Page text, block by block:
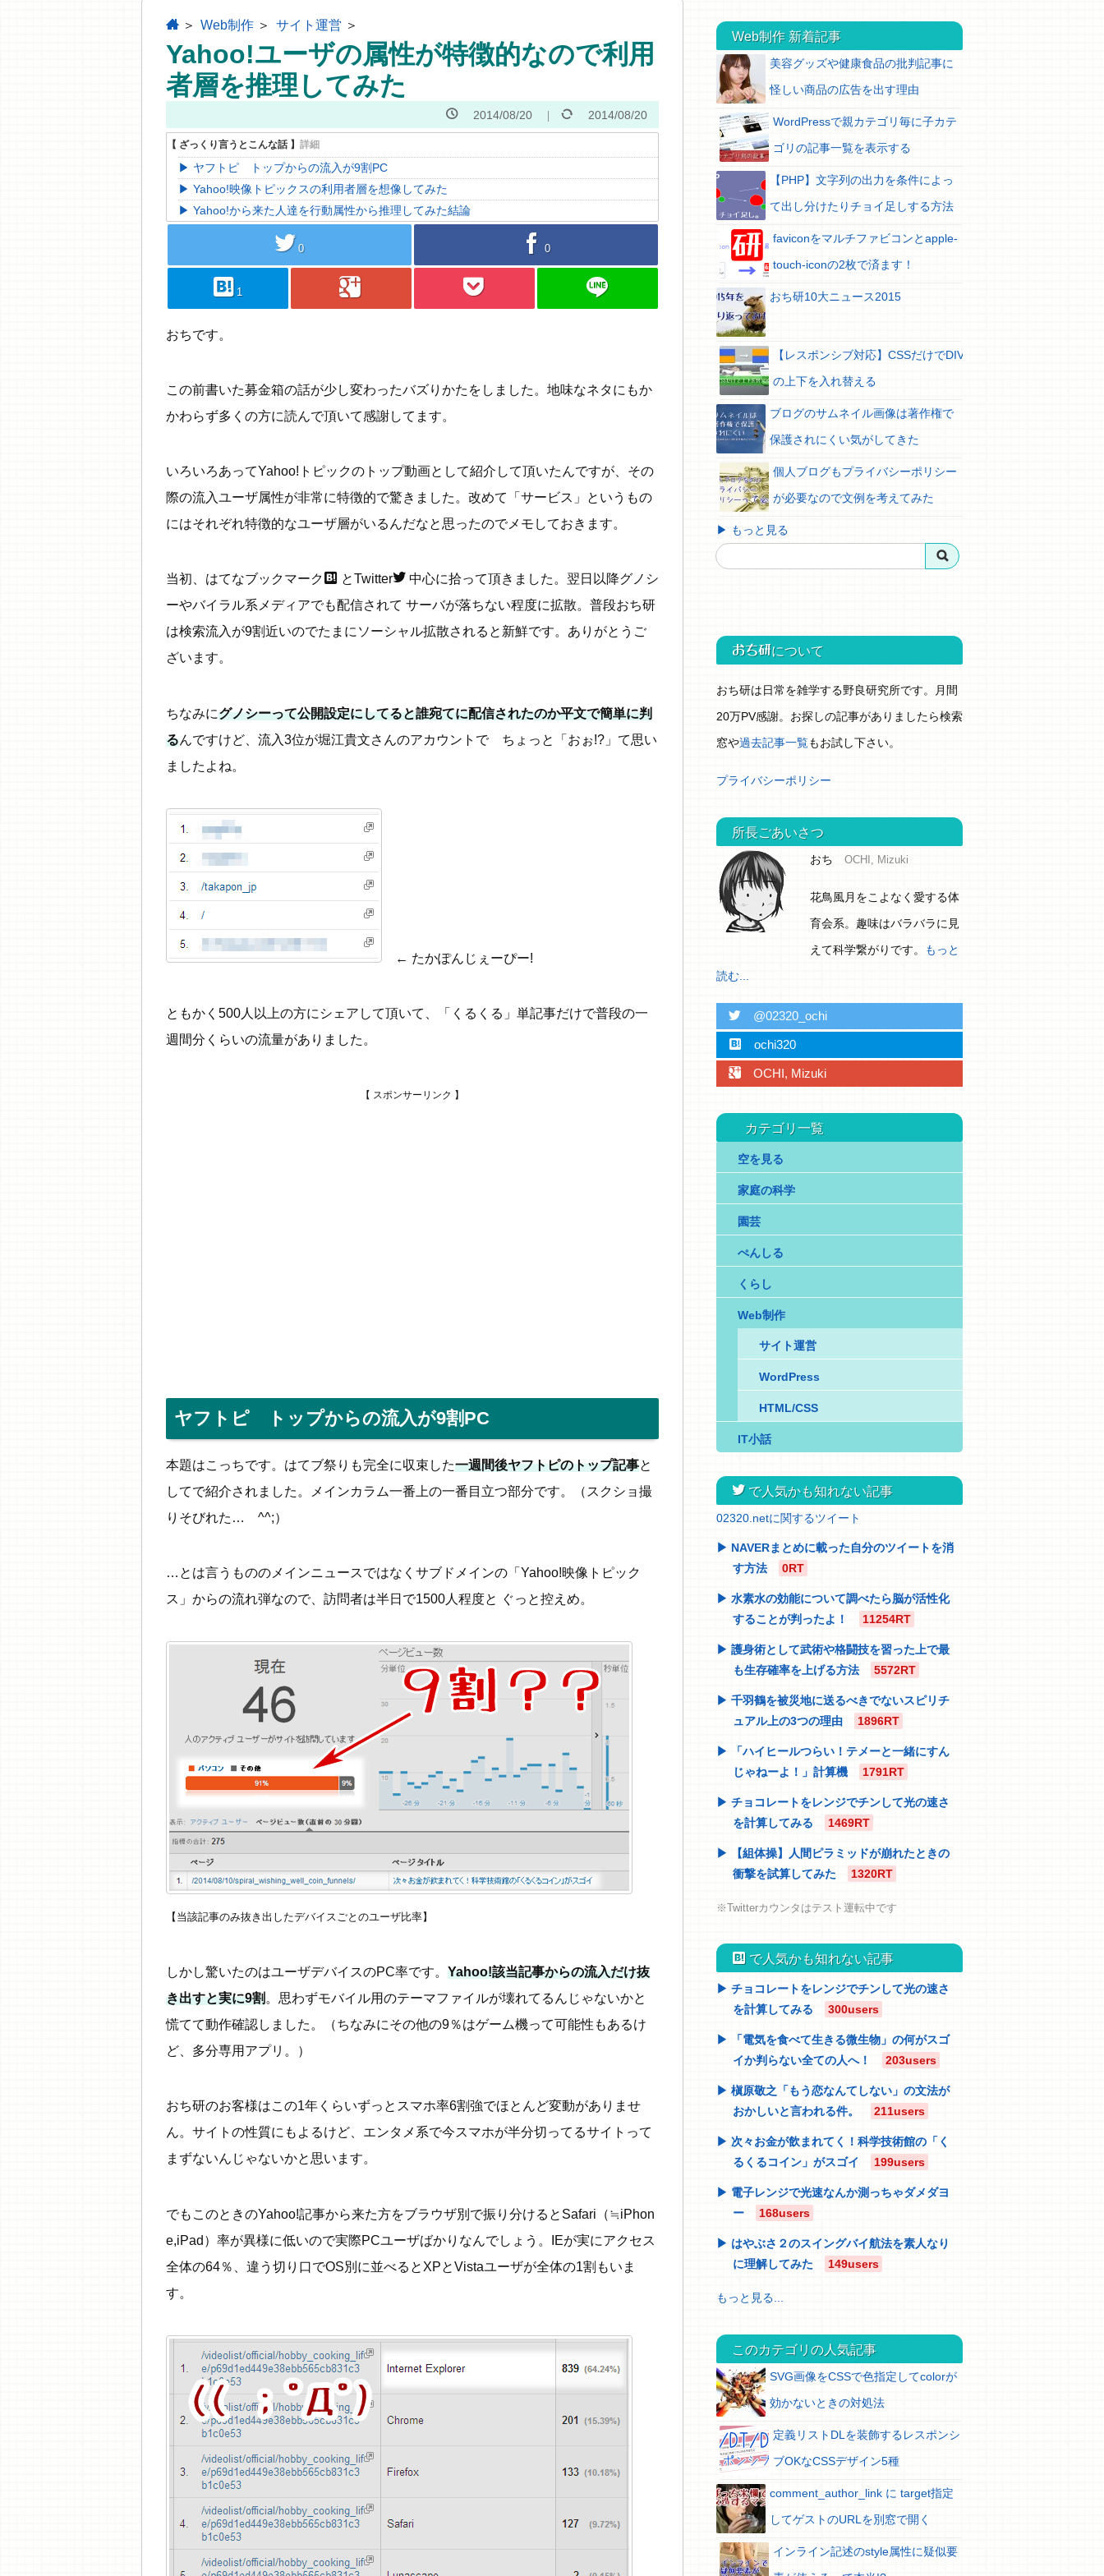
home Web制作 サイト運営
Yahoo!ユーザの属性が特徴的なので利用
者層を推理してみた
2014/08/20 2014/08/20
ヤフトピ トップからの流入が9割PC
Yahoo!映像トピックスの利用者層を想像してみた
Yahoo!から来た人達を行動属性から推理してみた結論
twitter 0 facebook 0
hatebu 1 googleplus pocket line
おちです。
この前書いた募金箱の話が少し変わったバズりかたをしました。地味なネタにもか
かわらず多くの方に読んで頂いて感謝してます。
いろいろあってYahoo!トピックのトップ動画として紹介して頂いたんですが、その
際の流入ユーザ属性が非常に特徴的で驚きました。改めて「サービス」というもの
にはそれぞれ特徴的なユーザ層がいるんだなと思ったのでメモしておきます。
当初、はてなブックマーク hatebu とTwittertwitter 中心に拾って頂きました。翌日以降グノシ
ーやバイラル系メディアでも配信されて サーバが落ちない程度に拡散。普段おち研
は検索流入が9割近いのでたまにソーシャル拡散されると新鮮です。ありがとうご
ざいます。
ちなみにグノシーって公開設定にしてると誰宛てに配信されたのか平文で簡単に判
るんですけど、流入3位が堀江貴文さんのアカウントで ちょっと「おぉ!?」て思い
ましたよね。
← たかぽんじぇーぴー!
ともかく500人以上の方にシェアして頂いて、「くるくる」単記事だけで普段の一
週間分くらいの流量がありました。
ヤフトピ トップからの流入が9割PC
本題はこっちです。はてブ祭りも完全に収束した一週間後ヤフトピのトップ記事と
してで紹介されました。メインカラム一番上の一番目立つ部分です。（スクショ撮
りそびれた… ^^;）
…とは言うもののメインニュースではなくサブドメインの「Yahoo!映像トピック
ス」からの流れ弾なので、訪問者は半日で1500人程度と ぐっと控えめ。
【当該記事のみ抜き出したデバイスごとのユーザ比率】
しかし驚いたのはユーザデバイスのPC率です。 Yahoo!該当記事からの流入だけ抜
き出すと実に9割 。思わずモバイル用のテーマファイルが壊れてるんじゃないかと
慌てて動作確認しました。（ちなみにその他の9％はゲーム機って可能性もあるけ
ど、多分専用アプリ。）
おち研のお客様はこの1年くらいずっとスマホ率6割強でほとんど変動がありませ
ん。サイトの性質にもよるけど、エンタメ系で今スマホが半分切ってるサイトって
まずないんじゃないかと思います。
でもこのときのYahoo!記事から来た方をブラウザ別で振り分けるとSafari（≒iPhon
e,iPad）率が異様に低いので実際PCユーザばかりなんでしょう。IEが実にアクセス
全体の64％、違う切り口でOS別に並べるとXPとVistaユーザが全体の1割もいま
す。
Web制作 新着記事
美容グッズや健康食品の批判記事に
怪しい商品の広告を出す理由
WordPressで親カテゴリ毎に子カテ
ゴリの記事一覧を表示する
【PHP】文字列の出力を条件によっ
て出し分けたりチョイ足しする方法
faviconをマルチファビコンとapple-
touch-iconの2枚で済ます！
おち研10大ニュース2015
【レスポンシブ対応】CSSだけでDIV
の上下を入れ替える
ブログのサムネイル画像は著作権で
保護されにくい気がしてきた
個人ブログもプライバシーポリシー
が必要なので文例を考えてみた
▶ もっと見る
おち研について
おち研は日常を雑学する野良研究所です。月間
20万PV感謝。お探しの記事がありましたら検索
窓や過去記事一覧もお試し下さい。
プライバシーポリシー
所長ごあいさつ
おち OCHI, Mizuki
花鳥風月をこよなく愛する体
育会系。趣味はバラバラに見
えて科学繋がりです。
もっと
読む...
twitter @02320_ochi
hatebu ochi320
googleplus OCHI, Mizuki
カテゴリ一覧
空を見る
家庭の科学
園芸
ぺんしる
くらし
Web制作
サイト運営
WordPress
HTML/CSS
IT小話
twitterで人気かも知れない記事
02320.netに関するツイート
NAVERまとめに載った自分のツイートを消
す方法
0RT
水素水の効能について調べたら脳が活性化
することが判ったよ！
11254RT
護身術として武術や格闘技を習った上で最
も生存確率を上げる方法
5572RT
千羽鶴を被災地に送るべきでないスピリチ
ュアル上の3つの理由
1896RT
「ハイヒールつらい！テメーと一緒にすん
じゃねーよ！」計算機
1791RT
チョコレートをレンジでチンして光の速さ
を計算してみる
1469RT
【組体操】人間ピラミッドが崩れたときの
衝撃を試算してみた
1320RT
※Twitterカウンタはテスト運転中です
hatebu で人気かも知れない記事
チョコレートをレンジでチンして光の速さ
を計算してみる
300users
「電気を食べて生きる微生物」の何がスゴ
イか判らない全ての人へ！
203users
槇原敬之「もう恋なんてしない」の文法が
おかしいと言われる件。
211users
次々お金が飲まれてく！科学技術館の「く
るくるコイン」がスゴイ
199users
電子レンジで光速なんか測っちゃダメダヨ
ー
168users
はやぶさ２のスイングバイ航法を素人なり
に理解してみた
149users
もっと見る...
このカテゴリの人気記事
SVG画像をCSSで色指定してcolorが
効かないときの対処法
定義リストDLを装飾するレスポンシ
ブOKなCSSデザイン5種
comment_author_link に target指定
してゲストのURLを別窓で開く
インライン記述のstyle属性に疑似要